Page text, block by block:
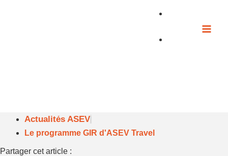
Actualités ASEV
Le programme GIR d'ASEV Travel
Partager cet article :